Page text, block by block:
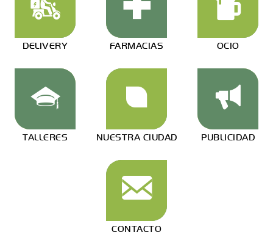
DELIVERY FARMACIAS OCIO
TALLERES NUESTRA CIUDAD PUBLICIDAD
CONTACTO